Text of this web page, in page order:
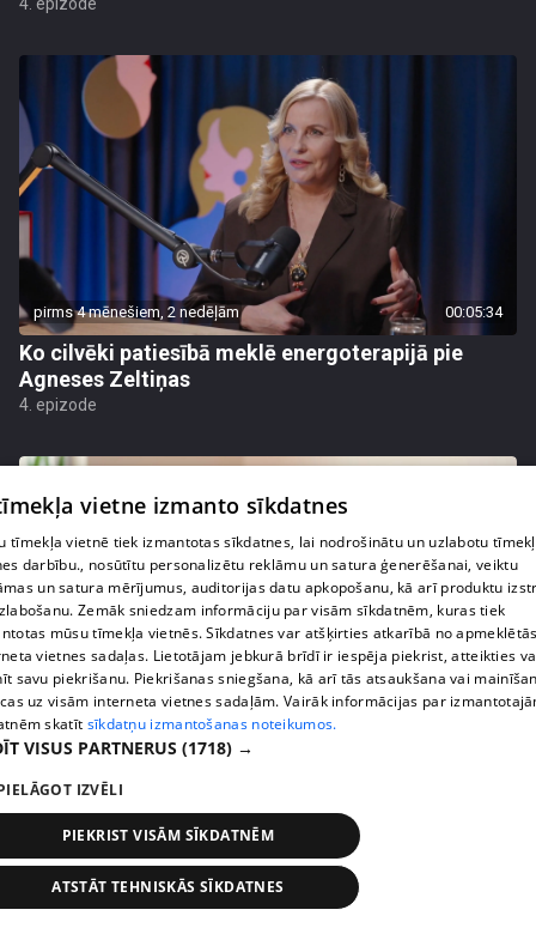
pirms 4 mēnešiem, 2 nedēļām 00:05:34
Ko cilvēki patiesībā meklē energoterapijā pie
Agneses Zeltiņas
4. epizode
Lolita Neimane liek aizmirst diētas un skaidro kas
patiesībā strādā pēc 40
vietne izmanto sīkdatnes
tīmekļa vietnē tiek izmantotas sīkdatnes, lai nodrošinātu un uzlabotu
darbību., nosūtītu personalizētu reklāmu un satura ģenerēšanai, veiktu
un satura mērījumus, auditorijas datu apkopošanu, kā arī produktu
Zemāk sniedzam informāciju par visām sīkdatnēm, kuras tiek
mūsu tīmekļa vietnēs. Sīkdatnes var atšķirties atkarībā no
vietnes sadaļas. Lietotājam jebkurā brīdī ir iespēja piekrist, atteikties
savu piekrišanu. Piekrišanas sniegšana, kā arī tās atsaukšana vai
uz visām interneta vietnes sadaļām. Vairāk informācijas par
skatīt sīkdatņu izmantošanas noteikumos.
VISUS PARTNERUS (1718) →
IZVĒLI
PIEKRIST VISĀM SĪKDATNĒM
ATSTĀT TEHNISKĀS SĪKDATNES